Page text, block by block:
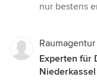
nur bestens
Experten für
Niederkassel